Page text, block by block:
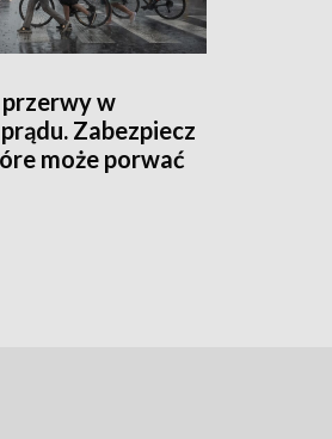
w
Zabezpiecz
może porwać